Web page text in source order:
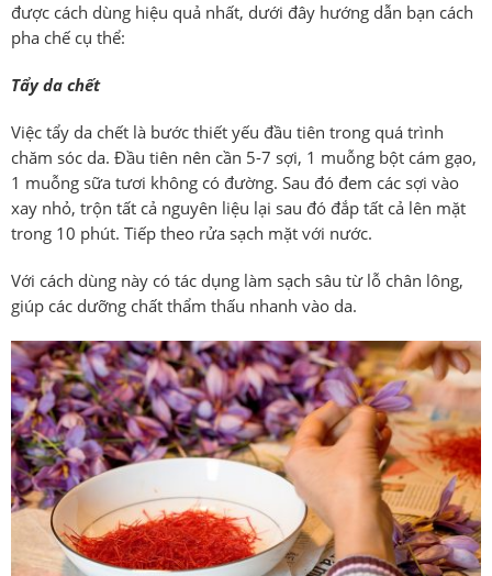
được cách dùng hiệu quả nhất, dưới đây hướng dẫn bạn cách
pha chế cụ thể:
Tẩy da chết
Việc tẩy da chết là bước thiết yếu đầu tiên trong quá trình
chăm sóc da. Đầu tiên nên cần 5-7 sợi, 1 muỗng bột cám gạo,
1 muỗng sữa tươi không có đường. Sau đó đem các sợi vào
xay nhỏ, trộn tất cả nguyên liệu lại sau đó đắp tất cả lên mặt
trong 10 phút. Tiếp theo rửa sạch mặt với nước.
Với cách dùng này có tác dụng làm sạch sâu từ lỗ chân lông,
giúp các dưỡng chất thẩm thấu nhanh vào da.